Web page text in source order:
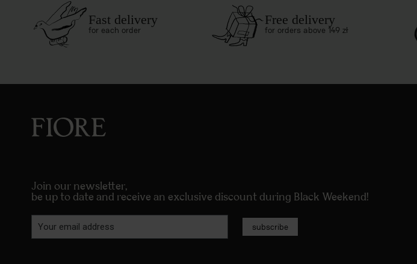
Fast delivery
for each order
Free delivery
for orders above 149 zł
Join our newsletter,
be up to date and receive an exclusive discount during Black Weekend!
subscribe